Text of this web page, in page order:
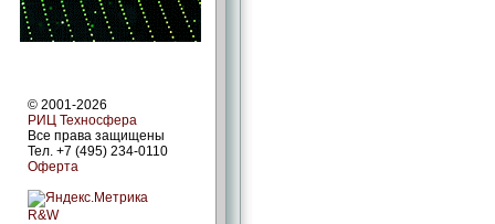
© 2001-2026
РИЦ Техносфера
Все права защищены
Тел. +7 (495) 234-0110
Оферта
R&W